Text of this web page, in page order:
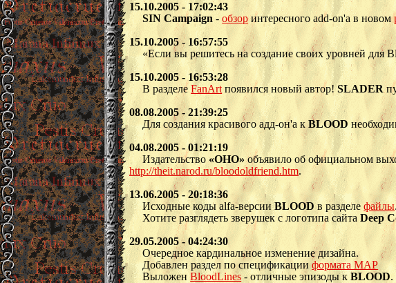
15.10.2005 - 17:02:43
SIN Campaign -обзоринтересного add-on'а в новом
15.10.2005 - 16:57:55
«Если вы решитесь на создание своих уровней
15.10.2005 - 16:53:28
В разделеFanArt появился новый автор!SLADER
08.08.2005 - 21:39:25
Для создания красивого адд-он'а кBLOOD
04.08.2005 - 01:21:19
Издательство«ОНО»объявило об официальном
http://theit.narod.ru/bloodoldfriend.htm.
13.06.2005 - 20:18:36
Исходные коды alfa-версииBLOODв разделефайлы.
Хотите разглядеть зверушек с логотипа сайтаDeep
29.05.2005 - 04:24:30
Очередное кардинальное изменение дизайна.
Добавлен раздел по спецификацииформата MAP
ВыложенBloodLines - отличные эпизоды кBLOOD.